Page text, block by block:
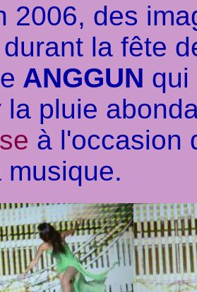
2006, des
durant la fête
ANGGUN qui
la pluie
à l'occasion